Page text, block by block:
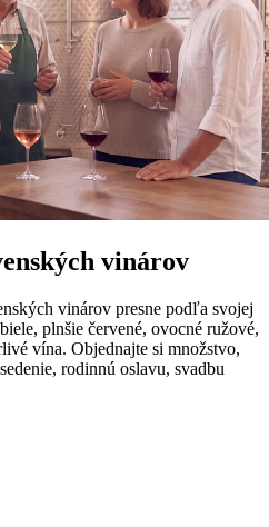
vinárov
vinárov presne podľa svojej
plnšie červené, ovocné ružové,
vína. Objednajte si množstvo,
rodinnú oslavu, svadbu